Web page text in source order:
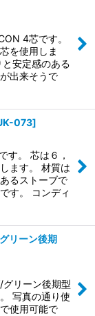
4芯です。
を使用しま
安定感のある
出来そうで
073]
す。 芯は６，
ます。 材質は
るストーブで
す。 コンディ
リーン後期
リーン後期型
写真の通り使
使用可能で